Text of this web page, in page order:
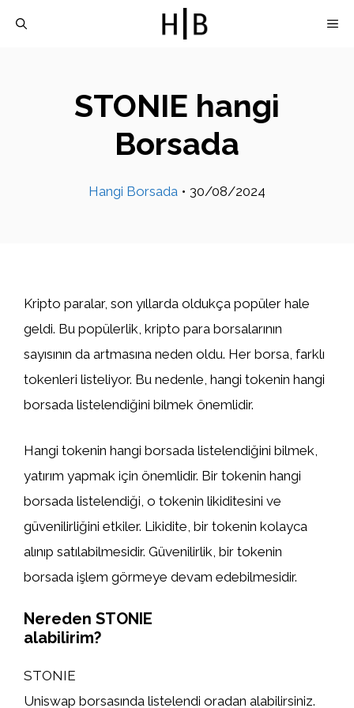
STONIE hangi
Borsada
Hangi Borsada • 30/08/2024
Kripto paralar, son yıllarda oldukça popüler hale
geldi. Bu popülerlik, kripto para borsalarının
sayısının da artmasına neden oldu. Her borsa, farklı
tokenleri listeliyor. Bu nedenle, hangi tokenin hangi
borsada listelendiğini bilmek önemlidir.
Hangi tokenin hangi borsada listelendiğini bilmek,
yatırım yapmak için önemlidir. Bir tokenin hangi
borsada listelendiği, o tokenin likiditesini ve
güvenilirliğini etkiler. Likidite, bir tokenin kolayca
alınıp satılabilmesidir. Güvenilirlik, bir tokenin
borsada işlem görmeye devam edebilmesidir.
Nereden STONIE
alabilirim?
STONIE
Uniswap borsasında listelendi oradan alabilirsiniz.